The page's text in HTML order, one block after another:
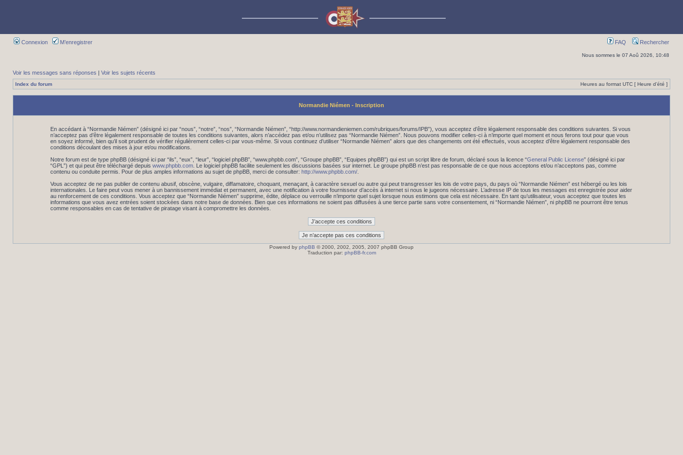
Connexion M’enregistrer FAQ Rechercher
Nous sommes le 07 Aoû 2026, 10:48
Voir les messages sans réponses | Voir les sujets récents
Index du forum Heures au format UTC [ Heure d’été ]
Normandie Niémen - Inscription
En accédant à “Normandie Niémen” (désigné ici par “nous”, “notre”, “nos”, “Normandie Niémen”, “http://www.normandieniemen.com/rubriques/forums/IPB”), vous acceptez d’être légalement responsable des conditions suivantes. Si vous
n’acceptez pas d’être légalement responsable de toutes les conditions suivantes, alors n’accédez pas et/ou n’utilisez pas “Normandie Niémen”. Nous pouvons modifier celles-ci à n’importe quel moment et nous ferons tout pour que vous
en soyez informé, bien qu’il soit prudent de vérifier régulièrement celles-ci par vous-même. Si vous continuez d’utiliser “Normandie Niémen” alors que des changements ont été effectués, vous acceptez d’être légalement responsable des
conditions découlant des mises à jour et/ou modifications.
Notre forum est de type phpBB (désigné ici par “ils”, “eux”, “leur”, “logiciel phpBB”, “www.phpbb.com”, “Groupe phpBB”, “Equipes phpBB”) qui est un script libre de forum, déclaré sous la licence “General Public License” (désigné ici par
“GPL”) et qui peut être téléchargé depuis www.phpbb.com. Le logiciel phpBB facilite seulement les discussions basées sur internet. Le groupe phpBB n’est pas responsable de ce que nous acceptons et/ou n’acceptons pas, comme
contenu ou conduite permis. Pour de plus amples informations au sujet de phpBB, merci de consulter: http://www.phpbb.com/.
Vous acceptez de ne pas publier de contenu abusif, obscène, vulgaire, diffamatoire, choquant, menaçant, à caractère sexuel ou autre qui peut transgresser les lois de votre pays, du pays où “Normandie Niémen” est hébergé ou les lois
internationales. Le faire peut vous mener à un bannissement immédiat et permanent, avec une notification à votre fournisseur d’accès à internet si nous le jugeons nécessaire. L’adresse IP de tous les messages est enregistrée pour aider
au renforcement de ces conditions. Vous acceptez que “Normandie Niémen” supprime, édite, déplace ou verrouille n’importe quel sujet lorsque nous estimons que cela est nécessaire. En tant qu’utilisateur, vous acceptez que toutes les
informations que vous avez entrées soient stockées dans notre base de données. Bien que ces informations ne soient pas diffusées à une tierce partie sans votre consentement, ni “Normandie Niémen”, ni phpBB ne pourront être tenus
comme responsables en cas de tentative de piratage visant à compromettre les données.
Powered by phpBB © 2000, 2002, 2005, 2007 phpBB Group
Traduction par: phpBB-fr.com